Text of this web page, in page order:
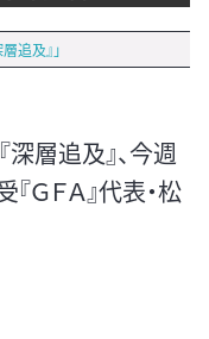
追及』」
層追及』、今週
ＧＦＡ』代表・松